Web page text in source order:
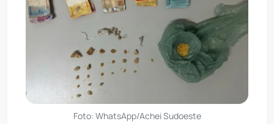
Foto: WhatsApp/Achei Sudoeste